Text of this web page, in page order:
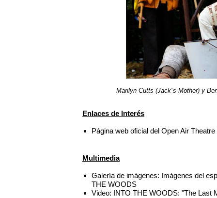
Marilyn Cutts (Jack´s Mother) y
Enlaces de Interés
Página web oficial del Open Air
Multimedia
Galería de imágenes: Imágenes del
THE WOODS
Video: INTO THE WOODS: "The Last